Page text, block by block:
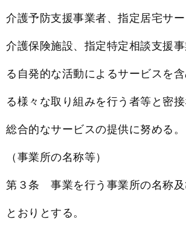
介護予防支援事業者、指定居宅サー
介護保険施設、指定特定相談支援
る自発的な活動によるサービスを
る様々な取り組みを行う者等と密接
総合的なサービスの提供に努める。
（事業所の名称等）
第３条 事業を行う事業所の名称及
とおりとする。